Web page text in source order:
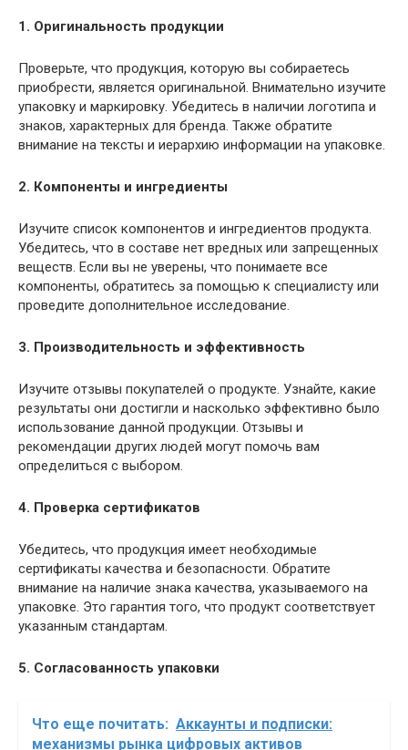
1. Оригинальность продукции
Проверьте, что продукция, которую вы собираетесь
приобрести, является оригинальной. Внимательно изучите
упаковку и маркировку. Убедитесь в наличии логотипа и
знаков, характерных для бренда. Также обратите
внимание на тексты и иерархию информации на упаковке.
2. Компоненты и ингредиенты
Изучите список компонентов и ингредиентов продукта.
Убедитесь, что в составе нет вредных или запрещенных
веществ. Если вы не уверены, что понимаете все
компоненты, обратитесь за помощью к специалисту или
проведите дополнительное исследование.
3. Производительность и эффективность
Изучите отзывы покупателей о продукте. Узнайте, какие
результаты они достигли и насколько эффективно было
использование данной продукции. Отзывы и
рекомендации других людей могут помочь вам
определиться с выбором.
4. Проверка сертификатов
Убедитесь, что продукция имеет необходимые
сертификаты качества и безопасности. Обратите
внимание на наличие знака качества, указываемого на
упаковке. Это гарантия того, что продукт соответствует
указанным стандартам.
5. Согласованность упаковки
Что еще почитать: Аккаунты и подписки:
механизмы рынка цифровых активов